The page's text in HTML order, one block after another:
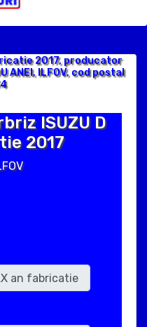
2017, producator
ANEI, ILFOV, cod postal
ISUZU D
2017